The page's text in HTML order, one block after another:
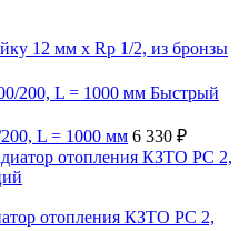
12 мм х Rp 1/2, из бронзы
Быстрый
L = 1000 мм 6 330 ₽
отопления КЗТО РС 2,